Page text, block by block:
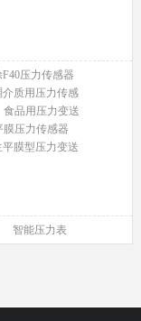
F40压力传感器
介质用压力传感
食品用压力变送
膜压力传感器
平膜型压力变送
智能压力表